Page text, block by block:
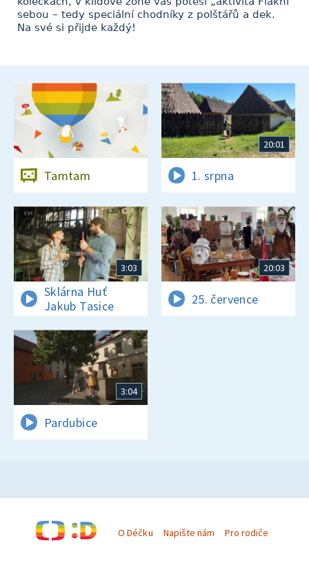
sebou – tedy speciální chodníky z polštářů a dek.
Na své si přijde každý!
Tamtam
20:01
1. srpna
3:03
Sklárna Huť
Jakub Tasice
20:03
25. července
3:04
Pardubice
O Déčku Napište nám Pro rodiče